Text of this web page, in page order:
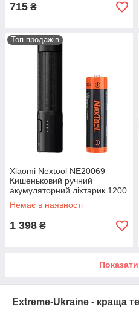
715 ₴
Топ продажів
Xiaomi Nextool NE20069
Кишеньковий ручний
акумуляторний ліхтарик 1200
лм, 4500 мАг, 100 год
Немає в наявності
1 398 ₴
Extreme-Ukraine - краща